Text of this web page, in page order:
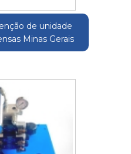
de unidade
Minas Gerais